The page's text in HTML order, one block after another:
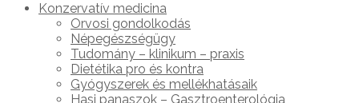
Konzervatív medicina
Orvosi gondolkodás
Népegészségügy
Tudomány – klinikum – praxis
Dietétika pro és kontra
Gyógyszerek és mellékhatásaik
Hasi panaszok – Gasztroenterológia